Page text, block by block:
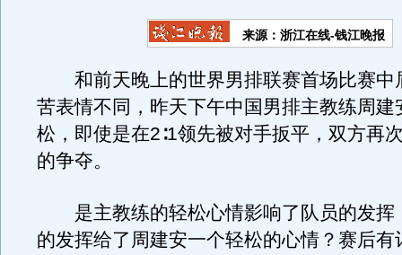
来源：浙江在线-钱江晚报
和前天晚上的世界男排联赛首场比赛中
苦表情不同，昨天下午中国男排主教练周建
松，即使是在2∶1领先被对手扳平，双方再
的争夺。
是主教练的轻松心情影响了队员的发挥
的发挥给了周建安一个轻松的心情？赛后有